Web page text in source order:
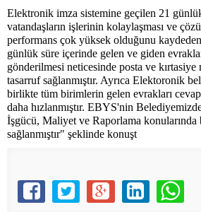
Elektronik imza sistemine geçilen 21
vatandaşların işlerinin kolaylaşması ve
performans çok yüksek olduğunu
günlük süre içerinde gelen ve giden
gönderilmesi neticesinde posta ve kırtasiye
tasarruf sağlanmıştır. Ayrıca Elektoronik
birlikte tüm birimlerin gelen evrakları
daha hızlanmıştır. EBYS'nin
İşgücü, Maliyet ve Raporlama konularında
sağlanmıştır" şeklinde konuşt